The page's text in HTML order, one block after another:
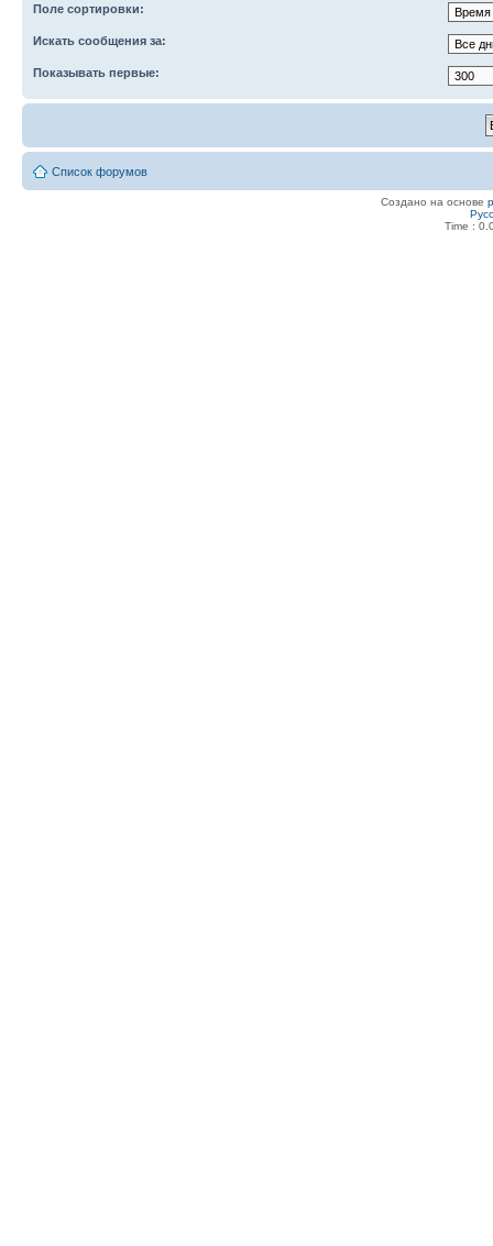
Поле сортировки:
Искать сообщения за:
Показывать первые:
Список форумов
Создано на основе
Time :